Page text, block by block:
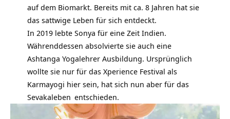
auf dem Biomarkt. Bereits mit ca. 8 Jahren hat sie
das sattwige Leben für sich entdeckt.
In 2019 lebte Sonya für eine Zeit Indien.
Währenddessen absolvierte sie auch eine
Ashtanga Yogalehrer Ausbildung. Ursprünglich
wollte sie nur für das Xperience Festival als
Karmayogi hier sein, hat sich nun aber für das
Sevakaleben entschieden.